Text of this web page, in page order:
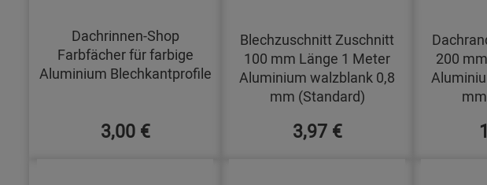
Dachrinnen-Shop
Farbfächer für farbige
Aluminium Blechkantprofile
3,00 €
Blechzuschnitt Zuschnitt
100 mm Länge 1 Meter
Aluminium walzblank 0,8
mm (Standard)
3,97 €
200